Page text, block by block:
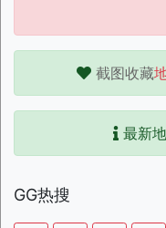
截图收藏
最新
GG热搜